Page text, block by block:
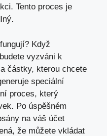
Tento‍ proces‌ je‍
⁢Když
vyzváni‌ k⁤
částky, kterou chcete
speciální
proces, který
Po ⁢úspěšném
⁢na váš účet
že ⁤můžete vkládat